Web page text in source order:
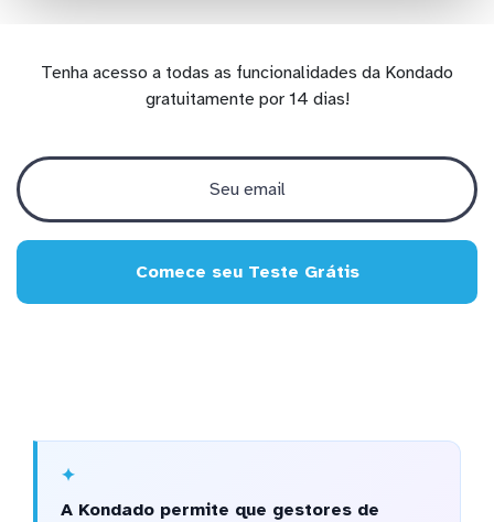
Tenha acesso a todas as funcionalidades da Kondado
gratuitamente por 14 dias!
Comece seu Teste Grátis
A Kondado permite que gestores de